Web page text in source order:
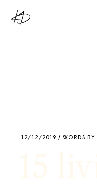
12/12/2019 WORDS BY